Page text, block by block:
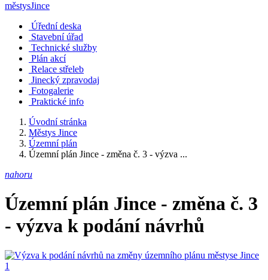
městysJince
Úřední deska
Stavební úřad
Technické služby
Plán akcí
Relace střeleb
Jinecký zpravodaj
Fotogalerie
Praktické info
Úvodní stránka
Městys Jince
Územní plán
Územní plán Jince - změna č. 3 - výzva ...
nahoru
Územní plán Jince - změna č. 3
- výzva k podání návrhů